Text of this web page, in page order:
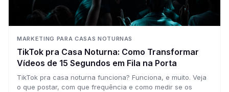
MARKETING PARA CASAS NOTURNAS
TikTok pra Casa Noturna: Como Transformar
Vídeos de 15 Segundos em Fila na Porta
TikTok pra casa noturna funciona? Funciona, e muito. Veja
o que postar, com que frequência e como medir se os